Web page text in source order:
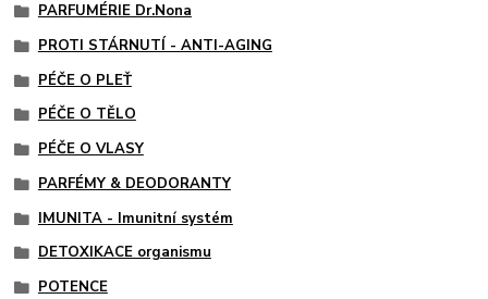
PARFUMÉRIE Dr.Nona
PROTI STÁRNUTÍ - ANTI-AGING
PÉČE O PLEŤ
PÉČE O TĚLO
PÉČE O VLASY
PARFÉMY & DEODORANTY
IMUNITA - Imunitní systém
DETOXIKACE organismu
POTENCE